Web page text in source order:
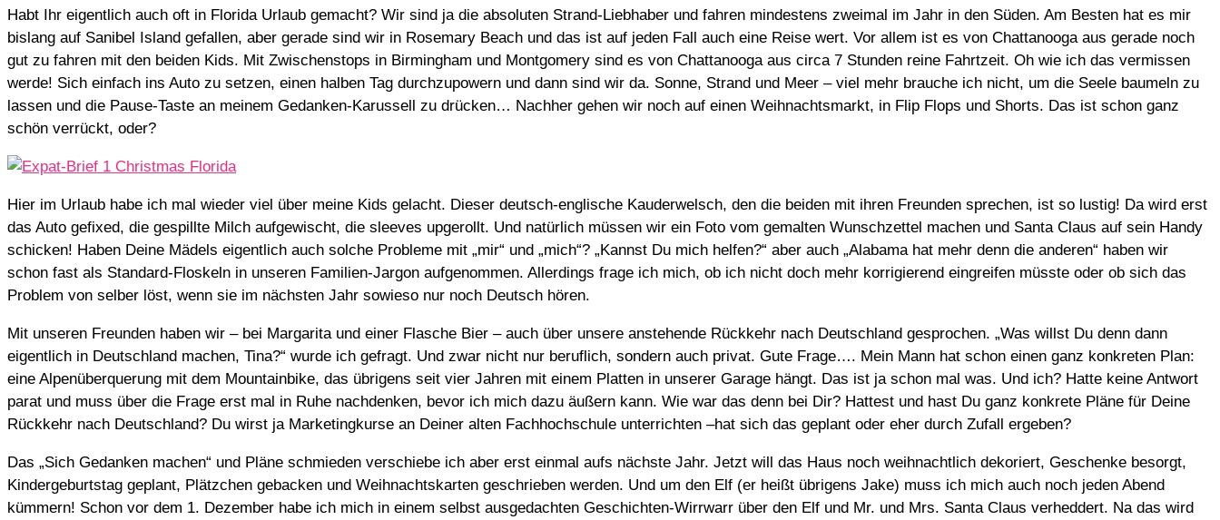
Habt Ihr eigentlich auch oft in Florida Urlaub gemacht? Wir sind ja die absoluten Strand-Liebhaber und fahren mindestens zweimal im Jahr in den Süden. Am Besten hat es mir
bislang auf Sanibel Island gefallen, aber gerade sind wir in Rosemary Beach und das ist auf jeden Fall auch eine Reise wert. Vor allem ist es von Chattanooga aus gerade noch
gut zu fahren mit den beiden Kids. Mit Zwischenstops in Birmingham und Montgomery sind es von Chattanooga aus circa 7 Stunden reine Fahrtzeit. Oh wie ich das vermissen
werde! Sich einfach ins Auto zu setzen, einen halben Tag durchzupowern und dann sind wir da. Sonne, Strand und Meer – viel mehr brauche ich nicht, um die Seele baumeln zu
lassen und die Pause-Taste an meinem Gedanken-Karussell zu drücken… Nachher gehen wir noch auf einen Weihnachtsmarkt, in Flip Flops und Shorts. Das ist schon ganz
schön verrückt, oder?
Hier im Urlaub habe ich mal wieder viel über meine Kids gelacht. Dieser deutsch-englische Kauderwelsch, den die beiden mit ihren Freunden sprechen, ist so lustig! Da wird erst
das Auto gefixed, die gespillte Milch aufgewischt, die sleeves upgerollt. Und natürlich müssen wir ein Foto vom gemalten Wunschzettel machen und Santa Claus auf sein Handy
schicken! Haben Deine Mädels eigentlich auch solche Probleme mit „mir“ und „mich“? „Kannst Du mich helfen?“ aber auch „Alabama hat mehr denn die anderen“ haben wir
schon fast als Standard-Floskeln in unseren Familien-Jargon aufgenommen. Allerdings frage ich mich, ob ich nicht doch mehr korrigierend eingreifen müsste oder ob sich das
Problem von selber löst, wenn sie im nächsten Jahr sowieso nur noch Deutsch hören.
Mit unseren Freunden haben wir – bei Margarita und einer Flasche Bier – auch über unsere anstehende Rückkehr nach Deutschland gesprochen. „Was willst Du denn dann
eigentlich in Deutschland machen, Tina?“ wurde ich gefragt. Und zwar nicht nur beruflich, sondern auch privat. Gute Frage…. Mein Mann hat schon einen ganz konkreten Plan:
eine Alpenüberquerung mit dem Mountainbike, das übrigens seit vier Jahren mit einem Platten in unserer Garage hängt. Das ist ja schon mal was. Und ich? Hatte keine Antwort
parat und muss über die Frage erst mal in Ruhe nachdenken, bevor ich mich dazu äußern kann. Wie war das denn bei Dir? Hattest und hast Du ganz konkrete Pläne für Deine
Rückkehr nach Deutschland? Du wirst ja Marketingkurse an Deiner alten Fachhochschule unterrichten –hat sich das geplant oder eher durch Zufall ergeben?
Das „Sich Gedanken machen“ und Pläne schmieden verschiebe ich aber erst einmal aufs nächste Jahr. Jetzt will das Haus noch weihnachtlich dekoriert, Geschenke besorgt,
Kindergeburtstag geplant, Plätzchen gebacken und Weihnachtskarten geschrieben werden. Und um den Elf (er heißt übrigens Jake) muss ich mich auch noch jeden Abend
kümmern! Schon vor dem 1. Dezember habe ich mich in einem selbst ausgedachten Geschichten-Wirrwarr über den Elf und Mr. und Mrs. Santa Claus verheddert. Na das wird